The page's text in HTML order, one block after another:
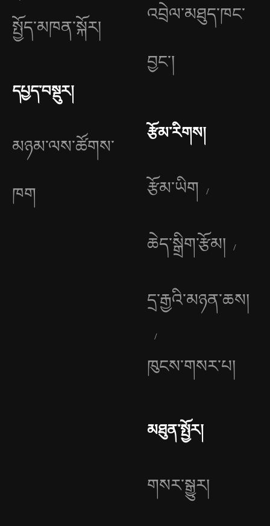
སྤྱོད་མཁན་སྐོར།
དཔྱད་བསྡུར།
མཉམ་ལས་ཚོགས་
ཁག
འབྲེལ་མཐུད་ཁང་
བྱང༌།
རྩོམ་རིགས།
རྩོམ་ཡིག
ཆེད་སྒྲིག་རྩོམ།
དྲ་རྒྱའི་མཉན་ཆས།
ཁུངས་གསར་པ།
མཐུན་སྤྱོར།
གསར་སྒྱུར།